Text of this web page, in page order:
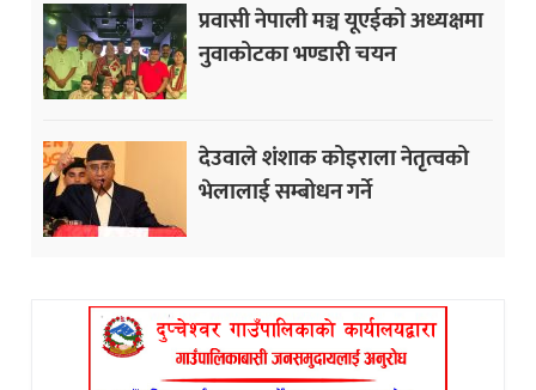
प्रवासी नेपाली मञ्च यूएईको अध्यक्षमा
नुवाकोटका भण्डारी चयन
देउवाले शंशाक कोइराला नेतृत्वको
भेलालाई सम्बोधन गर्ने